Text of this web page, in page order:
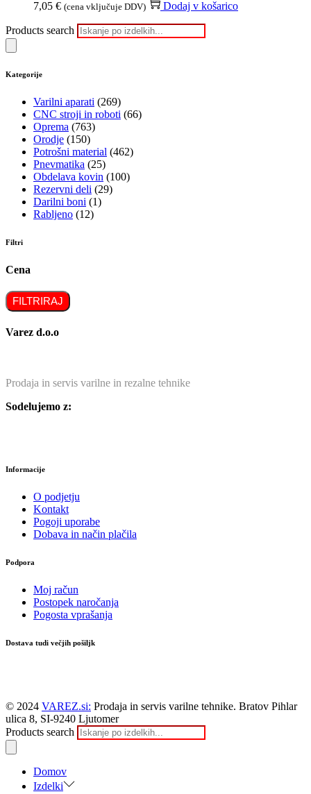
7,05 € (cena vključuje DDV) Dodaj v košarico
Products search
Kategorije
Varilni aparati (269)
CNC stroji in roboti (66)
Oprema (763)
Orodje (150)
Potrošni material (462)
Pnevmatika (25)
Obdelava kovin (100)
Rezervni deli (29)
Darilni boni (1)
Rabljeno (12)
Filtri
Cena
FILTRIRAJ
Varez d.o.o
Prodaja in servis varilne in rezalne tehnike
Sodelujemo z:
Informacije
O podjetju
Kontakt
Pogoji uporabe
Dobava in način plačila
Podpora
Moj račun
Postopek naročanja
Pogosta vprašanja
Dostava tudi večjih pošiljk
© 2024 VAREZ.si: Prodaja in servis varilne tehnike. Bratov Pihlar
ulica 8, SI-9240 Ljutomer
Products search
Domov
Izdelki